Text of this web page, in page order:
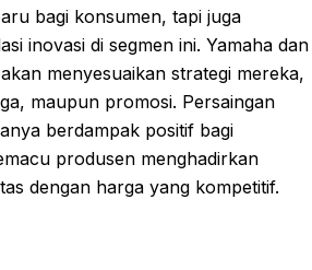
bagi konsumen, tapi juga
inovasi di segmen ini. Yamaha dan
menyesuaikan strategi mereka,
maupun promosi. Persaingan
berdampak positif bagi
produsen menghadirkan
dengan harga yang kompetitif.